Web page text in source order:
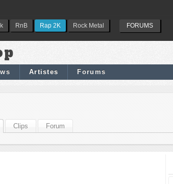
RnB Rap 2K Rock Metal FORUMS
Artistes Forums
Clips Forum